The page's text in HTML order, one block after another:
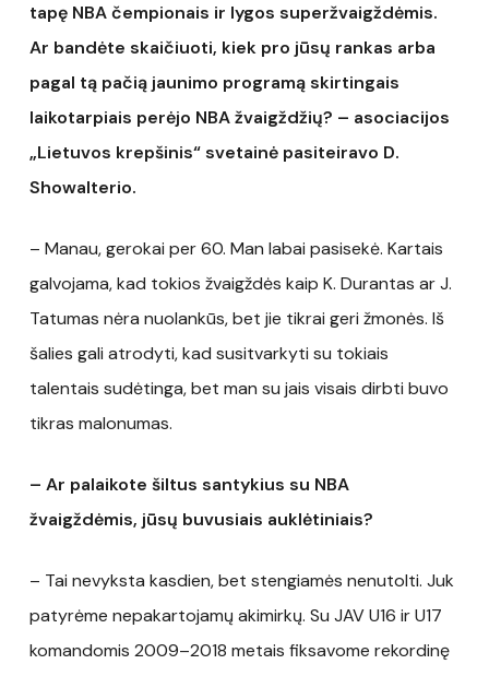
tapę NBA čempionais ir lygos superžvaigždėmis.
Ar bandėte skaičiuoti, kiek pro jūsų rankas arba
pagal tą pačią jaunimo programą skirtingais
laikotarpiais perėjo NBA žvaigždžių? – asociacijos
„Lietuvos krepšinis“ svetainė pasiteiravo D.
Showalterio.
– Manau, gerokai per 60. Man labai pasisekė. Kartais
galvojama, kad tokios žvaigždės kaip K. Durantas ar J.
Tatumas nėra nuolankūs, bet jie tikrai geri žmonės. Iš
šalies gali atrodyti, kad susitvarkyti su tokiais
talentais sudėtinga, bet man su jais visais dirbti buvo
tikras malonumas.
– Ar palaikote šiltus santykius su NBA
žvaigždėmis, jūsų buvusiais auklėtiniais?
– Tai nevyksta kasdien, bet stengiamės nenutolti. Juk
patyrėme nepakartojamų akimirkų. Su JAV U16 ir U17
komandomis 2009–2018 metais fiksavome rekordinę